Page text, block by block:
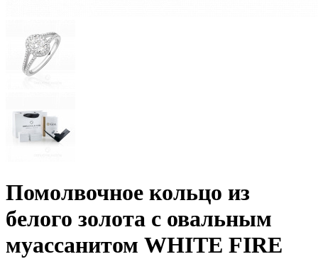
Помолвочное кольцо из
белого золота с овальным
муассанитом WHITE FIRE